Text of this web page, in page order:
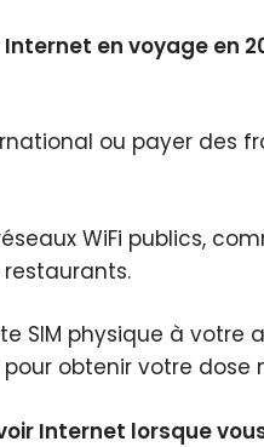
en voyage en
ou payer des
WiFi publics,
SIM physique à votre
obtenir votre dose
Internet lorsque